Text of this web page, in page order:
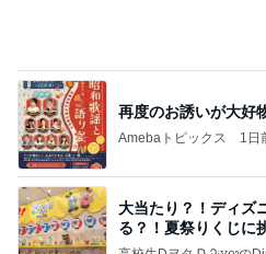
再度のお誘いが大好
Amebaトピックス 1日
大当たり？！ディズ
る？！夏祭りくじに